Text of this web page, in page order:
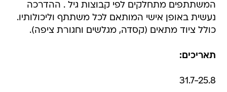
המשתתפים מתחלקים לפי קבוצות גיל . ההדרכה
נעשית באופן אישי המותאם לכל משתתף וליכולותיו.
כולל ציוד מתאים (קסדה, מגלשים וחגורת ציפה).
תאריכים:
31.7-25.8